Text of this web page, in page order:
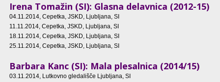
Irena Tomažin (SI): Glasna delavnica (2012-15)
04.11.2014, Cepetka, JSKD, Ljubljana, SI
11.11.2014, Cepetka, JSKD, Ljubljana, SI
18.11.2014, Cepetka, JSKD, Ljubljana, SI
25.11.2014, Cepetka, JSKD, Ljubljana, SI
Barbara Kanc (SI): Mala plesalnica (2014/15)
03.11.2014, Lutkovno gledališče Ljubljana, SI